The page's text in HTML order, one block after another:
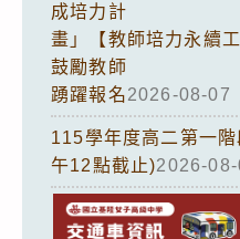
成培力計
畫」【教師培力永續
鼓勵教師
踴躍報名2026-08-07
115學年度高二第一
午12點截止)2026-08-